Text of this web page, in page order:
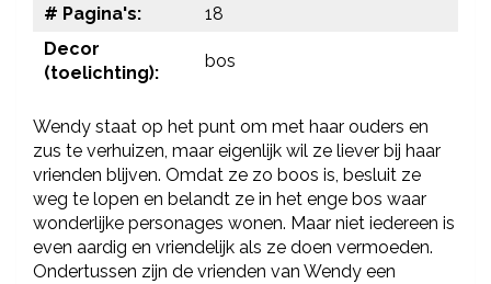
# Pagina's:
18
Decor
(toelichting):
bos
Wendy staat op het punt om met haar ouders en
zus te verhuizen, maar eigenlijk wil ze liever bij haar
vrienden blijven. Omdat ze zo boos is, besluit ze
weg te lopen en belandt ze in het enge bos waar
wonderlijke personages wonen. Maar niet iedereen is
even aardig en vriendelijk als ze doen vermoeden.
Ondertussen zijn de vrienden van Wendy een